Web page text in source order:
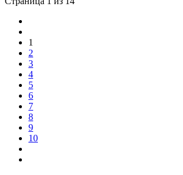
1
2
3
4
5
6
7
8
9
10